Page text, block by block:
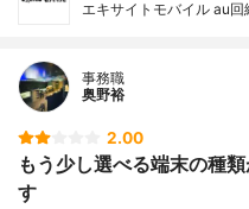
エキサイトモバイル au回
事務職
奥野裕
2.00
もう少し選べる端末の種
す